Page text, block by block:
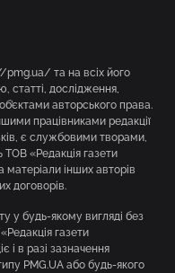
pmg.ua/ та на всіх його
статті, дослідження,
авторського права.
працівниками редакції
є службовими творами,
ТОВ «Редакція газети
інших авторів
договорів.
у будь-якому вигляді без
газети
і в разі зазначення
PMG.UA або будь-якого